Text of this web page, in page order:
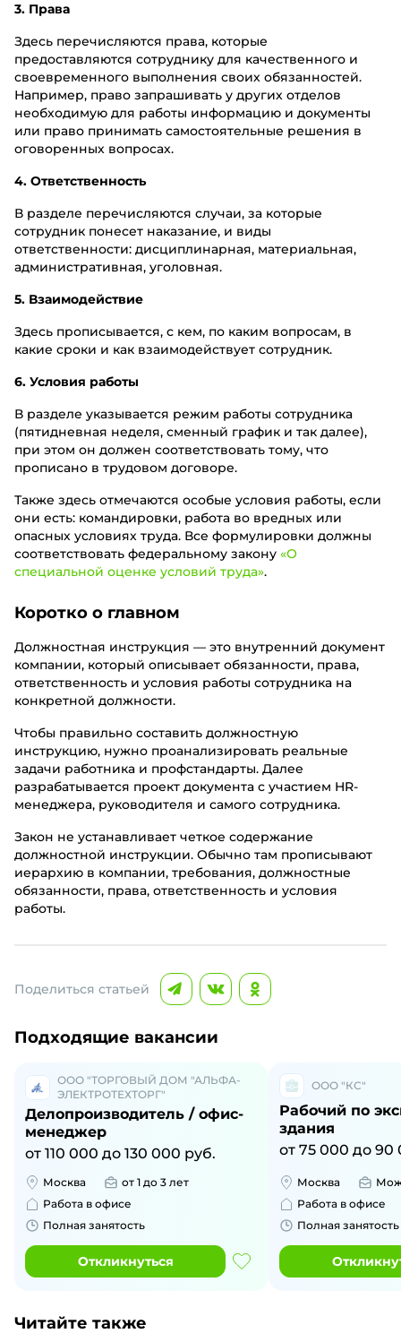
3. Права
Здесь перечисляются права, которые
предоставляются сотруднику для качественного и
своевременного выполнения своих обязанностей.
Например, право запрашивать у других отделов
необходимую для работы информацию и документы
или право принимать самостоятельные решения в
оговоренных вопросах.
4. Ответственность
В разделе перечисляются случаи, за которые
сотрудник понесет наказание, и виды
ответственности: дисциплинарная, материальная,
административная, уголовная.
5. Взаимодействие
Здесь прописывается, с кем, по каким вопросам, в
какие сроки и как взаимодействует сотрудник.
6. Условия работы
В разделе указывается режим работы сотрудника
(пятидневная неделя, сменный график и так далее),
при этом он должен соответствовать тому, что
прописано в трудовом договоре.
Также здесь отмечаются особые условия работы, если
они есть: командировки, работа во вредных или
опасных условиях труда. Все формулировки должны
соответствовать федеральному закону «О
специальной оценке условий труда».
Коротко о главном
Должностная инструкция — это внутренний документ
компании, который описывает обязанности, права,
ответственность и условия работы сотрудника на
конкретной должности.
Чтобы правильно составить должностную
инструкцию, нужно проанализировать реальные
задачи работника и профстандарты. Далее
разрабатывается проект документа с участием HR-
менеджера, руководителя и самого сотрудника.
Закон не устанавливает четкое содержание
должностной инструкции. Обычно там прописывают
иерархию в компании, требования, должностные
обязанности, права, ответственность и условия
работы.
Поделиться статьей
Подходящие вакансии
ООО "ТОРГОВЫЙ ДОМ "АЛЬФА-
ЭЛЕКТРОТЕХТОРГ"
Делопроизводитель / офис-
менеджер
от 110 000 до 130 000 руб.
Москва
от 1 до 3 лет
Работа в офисе
Полная занятость
Откликнуться
ООО "КС"
Рабочий по
здания
от 75 000 до 90
Москва
Работа в офисе
Полная занятость
Читайте также